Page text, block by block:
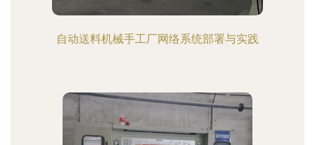
自动送料机械手工厂网络系统部署与实践